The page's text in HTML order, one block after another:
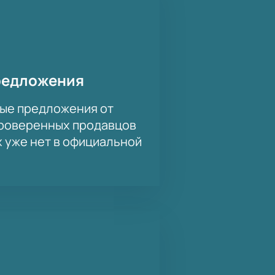
на нашем сайте и станьте
танца. Присоединяйтесь к
предложения от
продавцов
нет в официальной